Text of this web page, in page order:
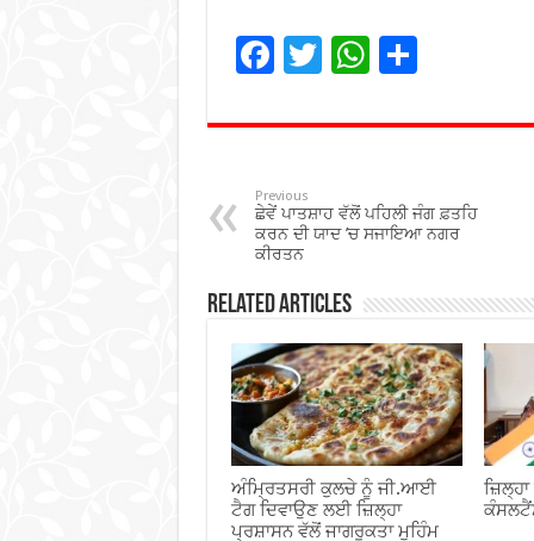
F
e
o
o
k
T
tt
W
at
p
p
S
ar
Previous
ਛੇਵੇਂ ਪਾਤਸ਼ਾਹ ਵੱਲੋਂ ਪਹਿਲੀ ਜੰਗ ਫ਼ਤਹਿ
ਕਰਨ ਦੀ ਯਾਦ ’ਚ ਸਜਾਇਆ ਨਗਰ
ਕੀਰਤਨ
Related Articles
ਅੰਮ੍ਰਿਤਸਰੀ ਕੁਲਚੇ ਨੂੰ ਜੀ.ਆਈ
ਟੈਗ ਦਿਵਾਉਣ ਲਈ ਜ਼ਿਲ੍ਹਾ
ਪ੍ਰਸ਼ਾਸਨ ਵੱਲੋਂ ਜਾਗਰੂਕਤਾ ਮੁਹਿੰਮ